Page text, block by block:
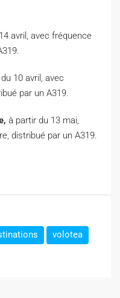
avril, avec fréquence
10 avril, avec
par un A319.
à partir du 13 mai,
distribué par un A319.
volotea